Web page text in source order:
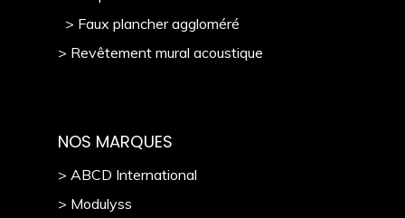
> Faux plancher aggloméré
> Revêtement mural acoustique
NOS MARQUES
> ABCD International
> Modulyss